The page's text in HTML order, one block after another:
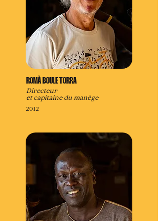
ROMÀ BOULE TORRA
Directeur
et capitaine du manège
2012